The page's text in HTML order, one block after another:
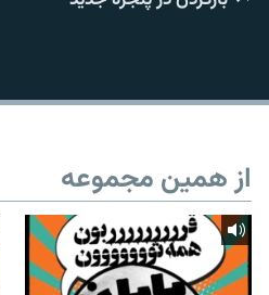
از همین مجموعه